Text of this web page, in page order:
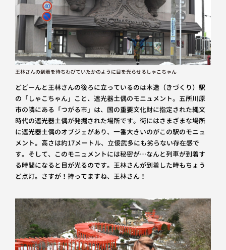
王林さんの到着を待ちわびていたかのように目を光らせるしゃこちゃん
どどーんと王林さんの後ろに立っているのは木造（きづくり）駅
の「しゃこちゃん」こと、遮光器土偶のモニュメント。五所川原
市の隣にある「つがる市」は、国の重要文化財に指定された縄文
時代の遮光器土偶が発掘された場所です。街にはさまざまな場所
に遮光器土偶のオブジェがあり、一番大きいのがこの駅のモニュ
メント。高さは約17メートル、立佞武多にも劣らない存在感で
す。そして、このモニュメントには秘密が…なんと列車が到着す
る時間になると目が光るのです。王林さんが到着した時もちょう
ど点灯。さすが！持ってますね、王林さん！